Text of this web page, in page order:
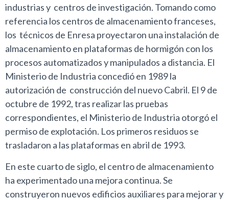
industrias y centros de investigación. Tomando como
referencia los centros de almacenamiento franceses,
los técnicos de Enresa proyectaron una instalación de
almacenamiento en plataformas de hormigón con los
procesos automatizados y manipulados a distancia. El
Ministerio de Industria concedió en 1989 la
autorización de construcción del nuevo Cabril. El 9 de
octubre de 1992, tras realizar las pruebas
correspondientes, el Ministerio de Industria otorgó el
permiso de explotación. Los primeros residuos se
trasladaron a las plataformas en abril de 1993.
En este cuarto de siglo, el centro de almacenamiento
ha experimentado una mejora continua. Se
construyeron nuevos edificios auxiliares para mejorar y